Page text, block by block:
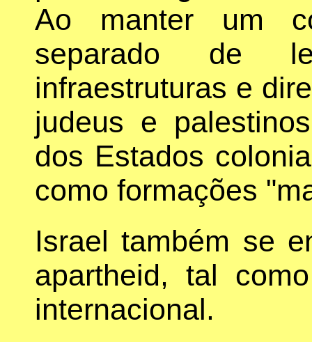
Ao manter um
separado de
infraestruturas e
judeus e
dos Estados
como formações
Israel também se
apartheid, tal
internacional.